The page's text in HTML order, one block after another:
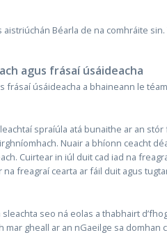
aistriúchán Béarla de na comhráite
agus frásaí úsáideacha
frásaí úsáideacha a bhaineann le
spraíúla atá bunaithe ar an
Nuair a bhíonn ceacht
Cuirtear in iúl duit cad iad na
na freagraí cearta ar fáil duit agus
sleachta seo ná eolas a thabhairt
gheall ar an nGaeilge sa domhan